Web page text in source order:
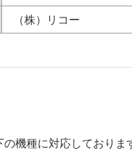
（株）リコー
機種に対応しておりま